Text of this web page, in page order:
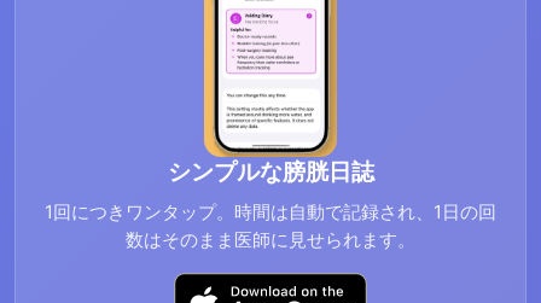
シンプルな膀胱日誌
1回につきワンタップ。時間は自動で記録され、1日の回
数はそのまま医師に見せられます。